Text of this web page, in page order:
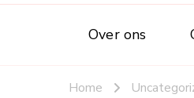
Over ons
Home